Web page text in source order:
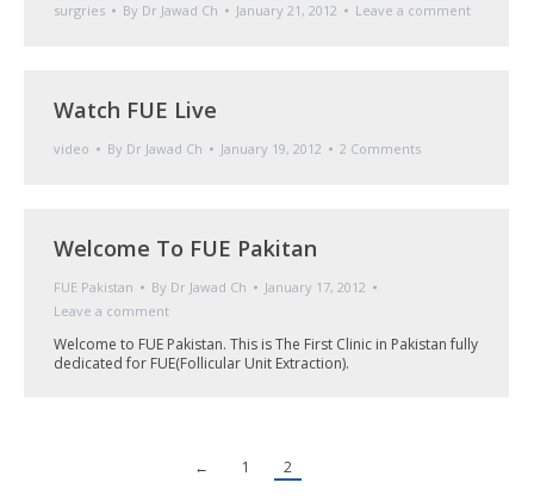
surgries By Dr Jawad Ch January 21, 2012 Leave a comment
Watch FUE Live
video By Dr Jawad Ch January 19, 2012 2 Comments
Welcome To FUE Pakitan
FUE Pakistan By Dr Jawad Ch
January 17, 2012
Leave a comment
Welcome to FUE Pakistan. This is The First Clinic in Pakistan fully
dedicated for FUE(Follicular Unit Extraction).
← 1 2